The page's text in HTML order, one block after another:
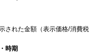
された金額（表示価格/消費税
時期